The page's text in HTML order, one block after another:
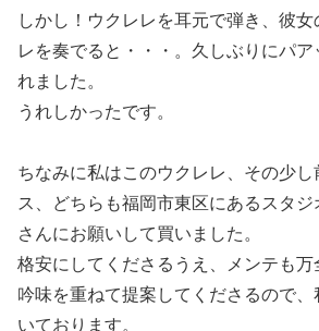
しかし！ウクレレを耳元で弾き、彼
レを奏でると・・・。久しぶりにパア
れました。
うれしかったです。
ちなみに私はこのウクレレ、その少
ス、どちらも福岡市東区にあるスタ
さんにお願いして買いました。
格安にしてくださるうえ、メンテも
吟味を重ねて提案してくださるので
いております。